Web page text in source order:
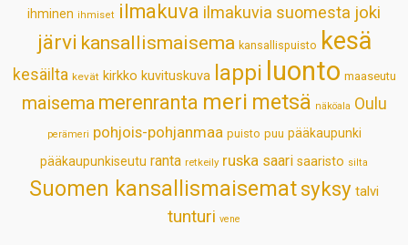
t
ihminen ihmiset ilmakuva ilmakuvia suomesta joki
järvi kansallismaisema kansallispuisto kesä
kesäilta kevät kirkko kuvituskuva lappi luonto maaseutu
maisema merenranta meri metsä näköala Oulu
perämeri pohjois-pohjanmaa puisto puu pääkaupunki
pääkaupunkiseutu ranta retkeily ruska saari saaristo silta
Suomen kansallismaisematsyksy talvi
tunturi vene